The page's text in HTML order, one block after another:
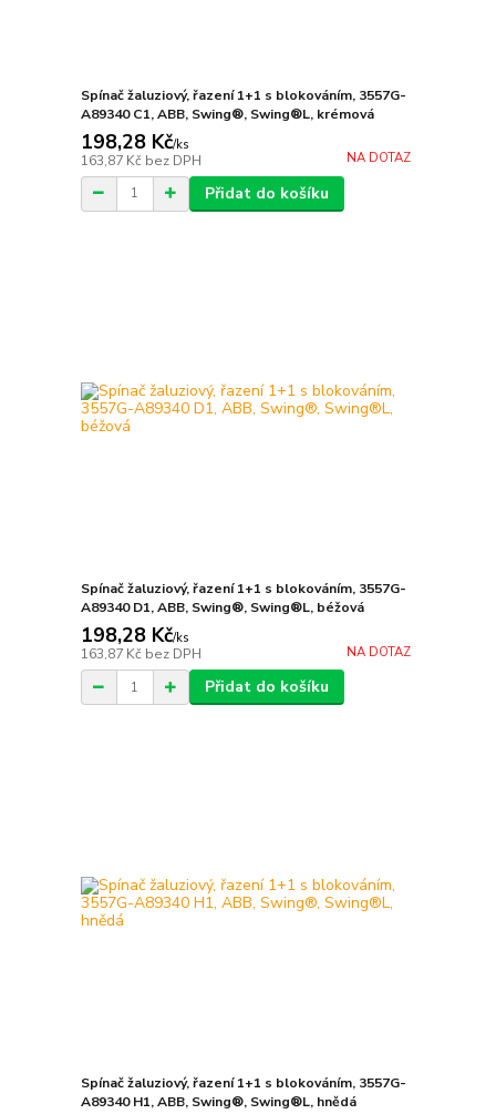
Spínač žaluziový, řazení 1+1 s blokováním, 3557G-
A89340 C1, ABB, Swing®, Swing®L, krémová
198,28 Kč/ks
163,87 Kč bez DPH NA DOTAZ
Přidat do košíku
Spínač žaluziový, řazení 1+1 s blokováním, 3557G-
A89340 D1, ABB, Swing®, Swing®L, béžová
198,28 Kč/ks
163,87 Kč bez DPH NA DOTAZ
Přidat do košíku
Spínač žaluziový, řazení 1+1 s blokováním, 3557G-
A89340 H1, ABB, Swing®, Swing®L, hnědá